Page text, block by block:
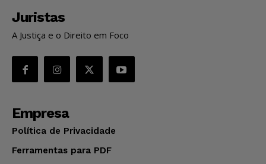
Juristas
A Justiça e o Direito em Foco
Empresa
Política de Privacidade
Ferramentas para PDF